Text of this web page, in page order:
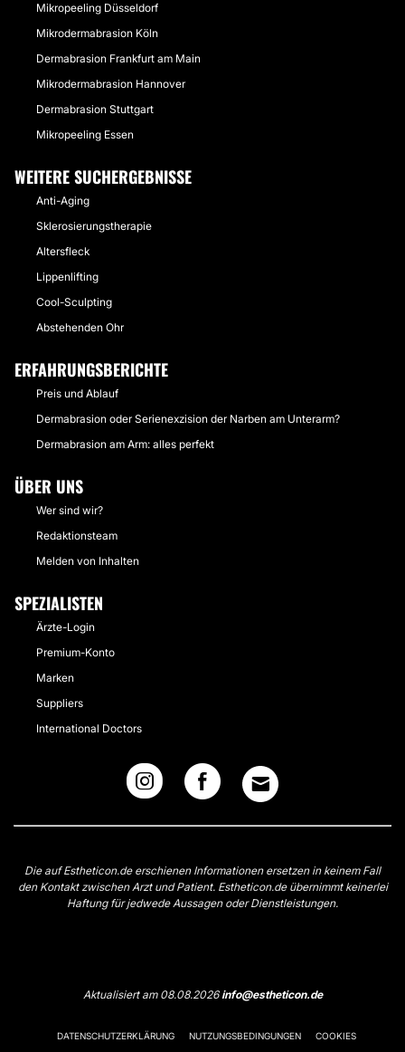
Mikropeeling Düsseldorf
Mikrodermabrasion Köln
Dermabrasion Frankfurt am Main
Mikrodermabrasion Hannover
Dermabrasion Stuttgart
Mikropeeling Essen
WEITERE SUCHERGEBNISSE
Anti-Aging
Sklerosierungstherapie
Altersfleck
Lippenlifting
Cool-Sculpting
Abstehenden Ohr
ERFAHRUNGSBERICHTE
Preis und Ablauf
Dermabrasion oder Serienexzision der Narben am Unterarm?
Dermabrasion am Arm: alles perfekt
ÜBER UNS
Wer sind wir?
Redaktionsteam
Melden von Inhalten
SPEZIALISTEN
Ärzte-Login
Premium-Konto
Marken
Suppliers
International Doctors
Die auf Estheticon.de erschienen Informationen ersetzen in keinem Fall
den Kontakt zwischen Arzt und Patient. Estheticon.de übernimmt keinerlei
Haftung für jedwede Aussagen oder Dienstleistungen.
Aktualisiert am 08.08.2026info@estheticon.de
DATENSCHUTZERKLÄRUNG NUTZUNGSBEDINGUNGEN COOKIES